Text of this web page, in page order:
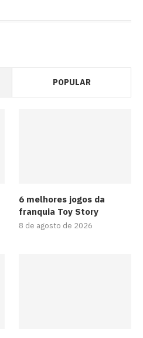
POPULAR
6 melhores jogos da
franquia Toy Story
8 de agosto de 2026